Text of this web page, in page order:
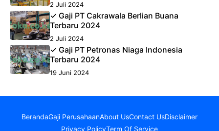
2 Juli 2024
✓ Gaji PT Cakrawala Berlian Buana
Terbaru 2024
2 Juli 2024
✓ Gaji PT Petronas Niaga Indonesia
Terbaru 2024
19 Juni 2024
BerandaGaji PerusahaanAbout UsContact UsDisclaimer
Privacy PolicyTerm Of Service